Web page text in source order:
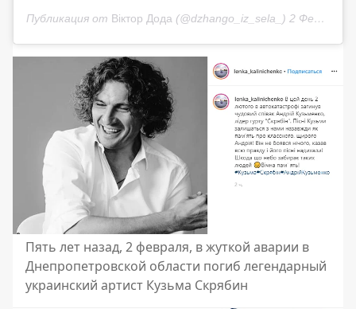
Публикация от Віктор Дода (@dzhango_iz_sela_) 2 Фев 2020 в 5:42 PST
Пять лет назад, 2 февраля, в жуткой аварии в
Днепропетровской области погиб легендарный
украинский артист Кузьма Скрябин